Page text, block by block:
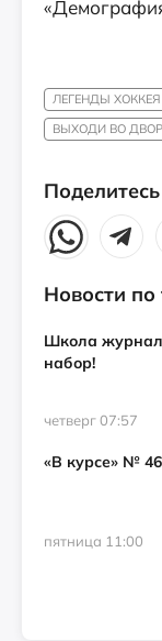
ЛЕГЕНДЫ ХОККЕЯ
ВЫХОДИ ВО ДВОР
Новости по
Школа
набор!
четверг 07:57
«В курсе» №
пятница 11:00